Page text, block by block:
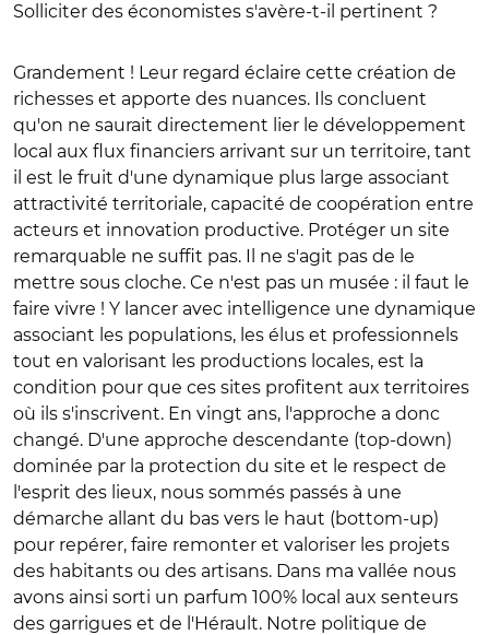
Solliciter des économistes s'avère-t-il pertinent ?
Grandement ! Leur regard éclaire cette création de
richesses et apporte des nuances. Ils concluent
qu'on ne saurait directement lier le développement
local aux flux financiers arrivant sur un territoire, tant
il est le fruit d'une dynamique plus large associant
attractivité territoriale, capacité de coopération entre
acteurs et innovation productive. Protéger un site
remarquable ne suffit pas. Il ne s'agit pas de le
mettre sous cloche. Ce n'est pas un musée : il faut le
faire vivre ! Y lancer avec intelligence une dynamique
associant les populations, les élus et professionnels
tout en valorisant les productions locales, est la
condition pour que ces sites profitent aux territoires
où ils s'inscrivent. En vingt ans, l'approche a donc
changé. D'une approche descendante (top-down)
dominée par la protection du site et le respect de
l'esprit des lieux, nous sommés passés à une
démarche allant du bas vers le haut (bottom-up)
pour repérer, faire remonter et valoriser les projets
des habitants ou des artisans. Dans ma vallée nous
avons ainsi sorti un parfum 100% local aux senteurs
des garrigues et de l'Hérault. Notre politique de